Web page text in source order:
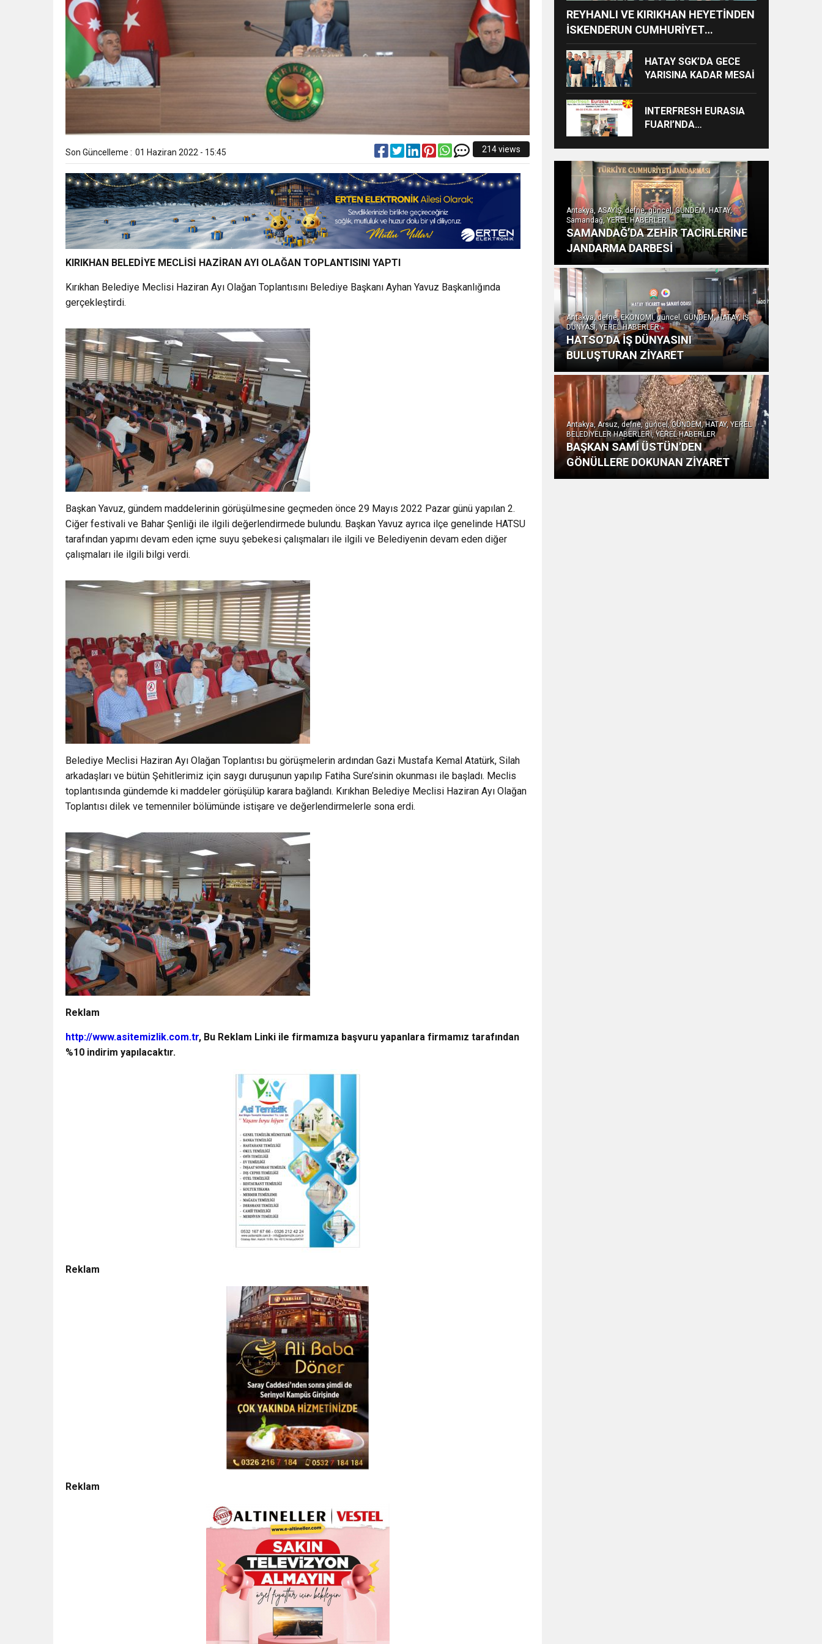
Son Güncelleme : 01 Haziran 2022 - 15:45 214 views
KIRIKHAN BELEDİYE MECLİSİ HAZİRAN AYI OLAĞAN TOPLANTISINI YAPTI
Kırıkhan Belediye Meclisi Haziran Ayı Olağan Toplantısını Belediye Başkanı Ayhan Yavuz Başkanlığında
gerçekleştirdi.
Başkan Yavuz, gündem maddelerinin görüşülmesine geçmeden önce 29 Mayıs 2022 Pazar günü yapılan 2.
Ciğer festivali ve Bahar Şenliği ile ilgili değerlendirmede bulundu. Başkan Yavuz ayrıca ilçe genelinde HATSU
tarafından yapımı devam eden içme suyu şebekesi çalışmaları ile ilgili ve Belediyenin devam eden diğer
çalışmaları ile ilgili bilgi verdi.
Belediye Meclisi Haziran Ayı Olağan Toplantısı bu görüşmelerin ardından Gazi Mustafa Kemal Atatürk, Silah
arkadaşları ve bütün Şehitlerimiz için saygı duruşunun yapılıp Fatiha Sure’sinin okunması ile başladı. Meclis
toplantısında gündemde ki maddeler görüşülüp karara bağlandı. Kırıkhan Belediye Meclisi Haziran Ayı Olağan
Toplantısı dilek ve temenniler bölümünde istişare ve değerlendirmelerle sona erdi.
Reklam
http://www.asitemizlik.com.tr, Bu Reklam Linki ile firmamıza başvuru yapanlara firmamız tarafından
%10 indirim yapılacaktır.
Reklam
Reklam
REYHANLI VE KIRIKHAN HEYETİNDEN
İSKENDERUN CUMHURİYET
BAŞSAVCILIĞINA ZİYARET
HATAY SGK’DA GECE
YARISINA KADAR MESAİ
INTERFRESH EURASIA
FUARI’NDA
BİRLİKLERİ İÇİN GERİ
SAYIM BAŞLADI
Antakya, ASAYİŞ, defne, güncel, GÜNDEM, HATAY,
Samandağ, YEREL HABERLER
SAMANDAĞ’DA ZEHİR TACİRLERİNE
JANDARMA DARBESİ
Antakya, defne, EKONOMİ, güncel, GÜNDEM, HATAY, İŞ
DÜNYASI, YEREL HABERLER
HATSO’DA İŞ DÜNYASINI
BULUŞTURAN ZİYARET
Antakya, Arsuz, defne, güncel, GÜNDEM, HATAY, YEREL
BELEDİYELER HABERLERİ, YEREL HABERLER
BAŞKAN SAMİ ÜSTÜN’DEN
GÖNÜLLERE DOKUNAN ZİYARET